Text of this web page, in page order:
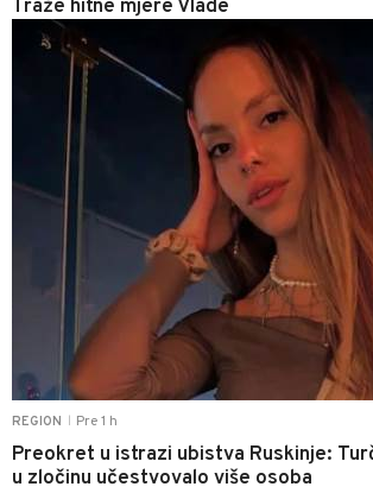
Traže hitne mjere Vlade
REGION Pre 1 h
Preokret u istrazi ubistva Ruskinje:
u zločinu učestvovalo više osoba